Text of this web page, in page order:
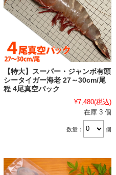
【特大】スーパー・ジャンボ有頭
シータイガー海老 27～30cm/尾
程 4尾真空パック
¥7,480(税込)
在庫 3 個
数量： 個